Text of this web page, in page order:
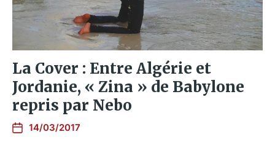
La Cover : Entre Algérie et
Jordanie, « Zina » de Babylone
repris par Nebo
14/03/2017